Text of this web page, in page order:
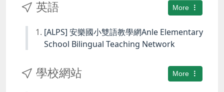
More
英語
[ALPS] 安樂國小雙語教學網Anle Elementary
School Bilingual Teaching Network
More
學校網站